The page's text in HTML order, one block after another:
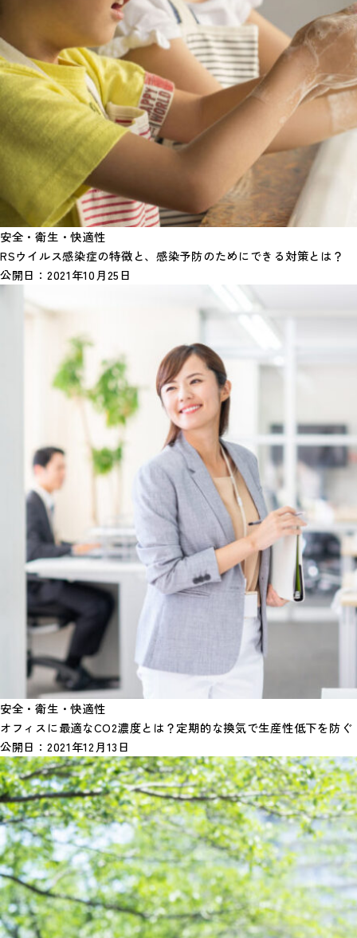
安全・衛生・快適性
RSウイルス感染症の特徴と、感染予防のためにできる対策とは？
公開日： 2021年10月25日
安全・衛生・快適性
オフィスに最適なCO2濃度とは？定期的な換気で生産性低下を防ぐ
公開日： 2021年12月13日